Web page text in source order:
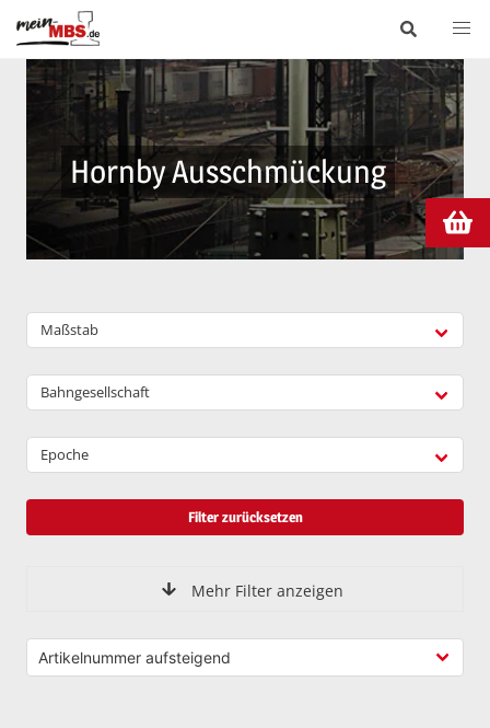
Hornby Ausschmückung
Maßstab
Bahngesellschaft
Epoche
Filter zurücksetzen
Mehr Filter anzeigen